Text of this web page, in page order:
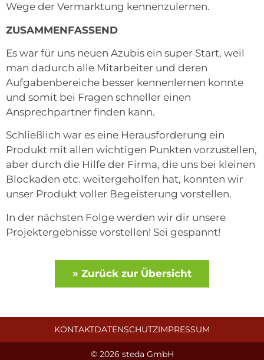
Wege der Vermarktung kennenzulernen.
ZUSAMMENFASSEND
Es war für uns neuen Azubis ein super Start, weil
man dadurch alle Mitarbeiter und deren
Aufgabenbereiche besser kennenlernen konnte
und somit bei Fragen schneller einen
Ansprechpartner finden kann.
Schließlich war es eine Herausforderung ein
Produkt mit allen wichtigen Punkten vorzustellen,
aber durch die Hilfe der Firma, die uns bei kleinen
Blockaden etc. weitergeholfen hat, konnten wir
unser Produkt voller Begeisterung vorstellen.
In der nächsten Folge werden wir dir unsere
Projektergebnisse vorstellen! Sei gespannt!
» Zurück zur Übersicht
KONTAKTDATENSCHUTZIMPRESSUM
© 2026 steda GmbH